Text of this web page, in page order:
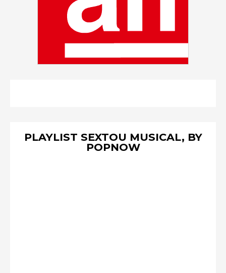
PLAYLIST SEXTOU MUSICAL, BY
POPNOW